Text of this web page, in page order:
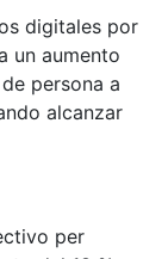
digitales por
un aumento
persona a
alcanzar
per